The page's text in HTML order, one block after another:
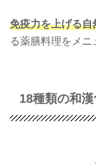
免疫力を上げる自
る薬膳料理をメニ
18種類の和